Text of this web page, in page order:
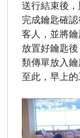
送行結束後，
完成鑰匙確
客人，並將鑰
放置好鑰匙
類傳單放入鑰
至此，早上的